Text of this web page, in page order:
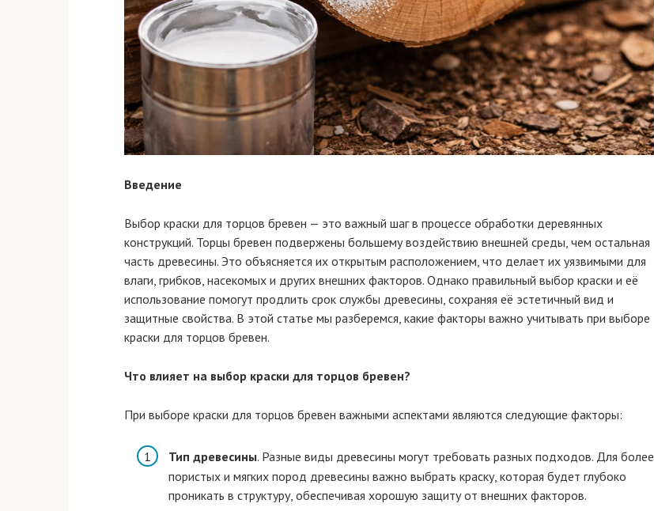
Введение
Выбор краски для торцов бревен — это важный шаг в процессе обработки деревянных
конструкций. Торцы бревен подвержены большему воздействию внешней среды, чем остальная
часть древесины. Это объясняется их открытым расположением, что делает их уязвимыми для
влаги, грибков, насекомых и других внешних факторов. Однако правильный выбор краски и её
использование помогут продлить срок службы древесины, сохраняя её эстетичный вид и
защитные свойства. В этой статье мы разберемся, какие факторы важно учитывать при выборе
краски для торцов бревен.
Что влияет на выбор краски для торцов бревен?
При выборе краски для торцов бревен важными аспектами являются следующие факторы:
Тип древесины. Разные виды древесины могут требовать разных подходов. Для более
пористых и мягких пород древесины важно выбрать краску, которая будет глубоко
проникать в структуру, обеспечивая хорошую защиту от внешних факторов.